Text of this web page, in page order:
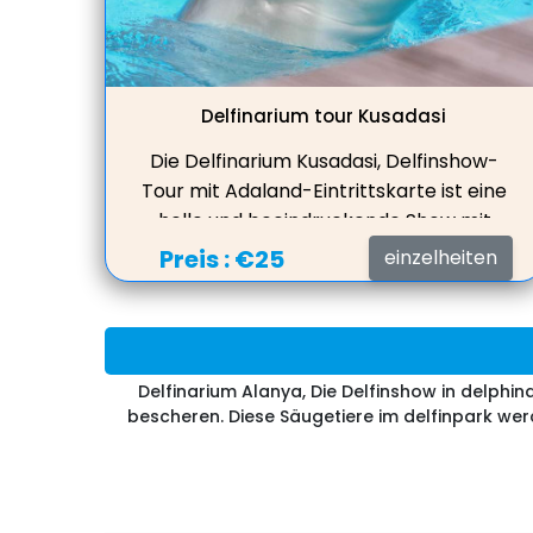
Delfinarium tour Kusadasi
Die Delfinarium Kusadasi, Delfinshow-
Tour mit Adaland-Eintrittskarte ist eine
helle und beeindruckende Show mit
Delfinen im Park und Pelzrobben, die
Tricks zeigen, singen und wunderschöne
Preis :€25 einzelheiten
Delfinarium Alanya, Die Delfinshow in
bescheren. Diese Säugetiere im delfinpark